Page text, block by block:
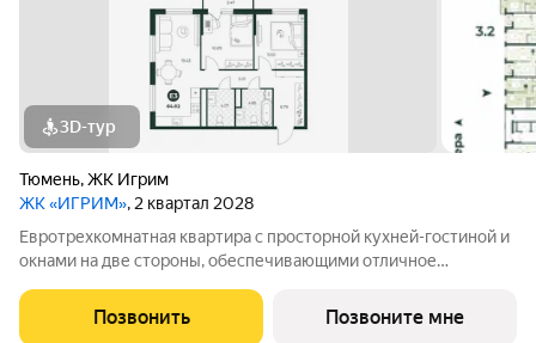
3D-тур
Тюмень,ЖК Игрим
ЖК «ИГРИМ», 2 квартал 2028
Евротрехкомнатная квартира с просторной кухней-гостиной и
окнами на две стороны, обеспечивающими отличное
балкон. Планировкой предусмотрено два санузла. В прихожей
можно установить шкаф для
Позвонить Позвоните мне